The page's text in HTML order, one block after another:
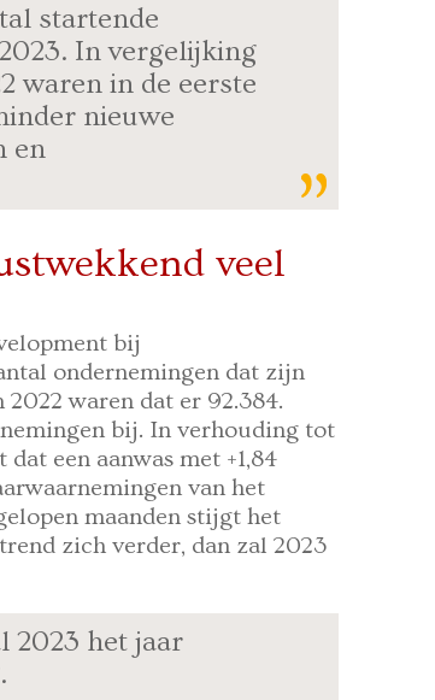
startende
In vergelijking
waren in de eerste
nieuwe
en
veel
bij
ondernemingen dat zijn
waren dat er 92.384.
bij. In verhouding tot
een aanwas met +1,84
van het
maanden stijgt het
zich verder, dan zal 2023
2023 het jaar